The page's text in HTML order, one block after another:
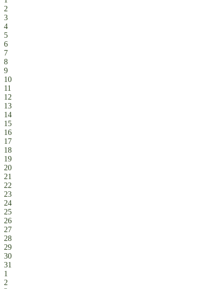
2
3
4
5
6
7
8
9
10
11
12
13
14
15
16
17
18
19
20
21
22
23
24
25
26
27
28
29
30
31
1
2